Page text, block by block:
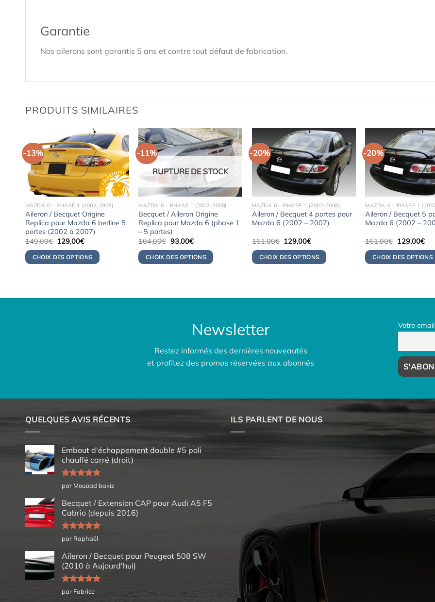
Garantie
Nos ailerons sont garantis 5 ans et contre tout défaut de fabrication.
PRODUITS SIMILAIRES
-13%
MAZDA 6 - PHASE 1 (2002-2008)
Aileron / Becquet Origine
Replica pour Mazda 6 berline 5
portes (2002 à 2007)
149,00€ Le
initial
était :
129,00€Le
actuel
est :
CHOIX DES OPTIONS
-11%
RUPTURE DE STOCK
MAZDA 6 - PHASE 1 (2002-2008)
Becquet / Aileron Origine
Replica pour Mazda 6 (phase 1
– 5 portes)
104,00€ Le
prix
initial
était :
93,00€Le
actuel
est :
CHOIX DES OPTIONS
-20%
MAZDA 6 - PHASE 1 (2002-2008)
Aileron / Becquet 4 portes pour
Mazda 6 (2002 – 2007)
161,00€ Le
initial
était :
129,00€Le
actuel
est :
CHOIX DES OPTIONS
-20%
MAZDA 6 - PHASE 1
Aileron / Becquet 5
Mazda 6 (2002 –
161,00€ Le
initial
était :
129,00€Le
est
CHOIX DES OPTIONS
Newsletter
Restez informés des dernières nouveautés
et profitez des promos réservées aux abonnés
Votre email
QUELQUES AVIS RÉCENTS
Embout d'échappement double #5 poli
chauffé carré (droit)
Note5sur
5
par Mouaad bakiz
Becquet / Extension CAP pour Audi A5 F5
Cabrio (depuis 2016)
Note5sur
5
par Raphaël
Aileron / Becquet pour Peugeot 508 SW
(2010 à Aujourd'hui)
Note5sur
5
par Fabrice
ILS PARLENT DE NOUS